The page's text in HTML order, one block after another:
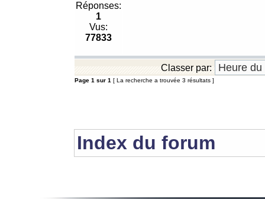
Réponses:
1
Vus:
77833
Classer par:
Page 1 sur 1 [ La recherche a trouvée 3 résultats ]
Index du forum